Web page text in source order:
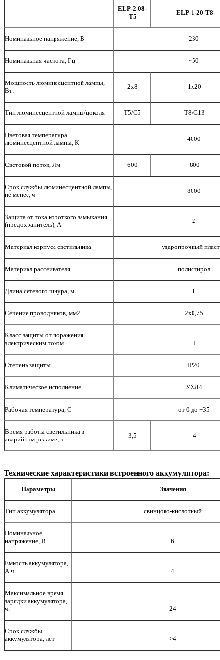
ELP-2-08-
T5
ELP-1-20-T8
Номинальное напряжение, В 230
Номинальная частота, Гц ~50
Мощность люминесцентной лампы,
Вт:
2x8 1x20
Тип люминесцентной лампы/цоколя T5/G5 T8/G13
Цветовая температура
люминесцентной лампы, К
4000
Световой поток, Лм 600 800
Срок службы люминесцентной лампы,
не менее, ч
8000
Защита от тока короткого замыкания
(предохранитель), А
2
Материал корпуса светильника ударопрочный
Материал рассеивателя полистирол
Длина сетевого шнура, м 1
Сечение проводников, мм2 2х0,75
Класс защиты от поражения
электрическим током
II
Степень защиты IP20
Климатическое исполнение УХЛ4
Рабочая температура, C от 0 до +35
Время работы светильника в
аварийном режиме, ч.
3,5 4
Технические характеристики встроенного аккумулятора:
Параметры Значения
Тип аккумулятора свинцово-кислотный
Номинальное
напряжение, В
6
Емкость аккумулятора,
А∙ч
4
Максимальное время
зарядки аккумулятора,
ч.
24
Срок службы
аккумулятора, лет
>4